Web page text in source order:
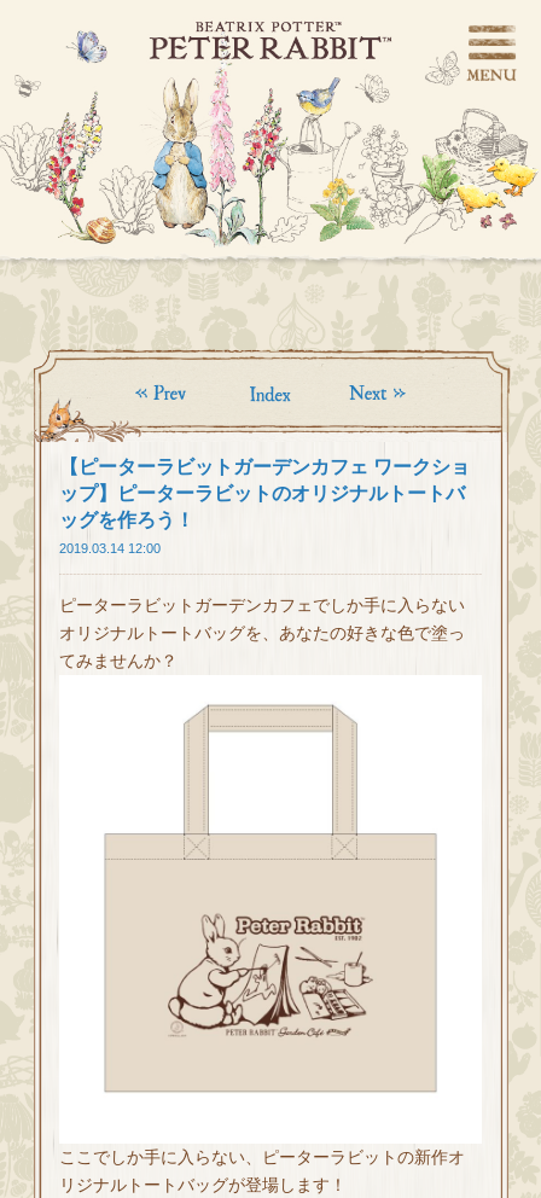
【ピーターラビットガーデンカフェ ワークショ
ップ】ピーターラビットのオリジナルトートバ
ッグを作ろう！
2019.03.14 12:00
ピーターラビットガーデンカフェでしか手に入らない
オリジナルトートバッグを、あなたの好きな色で塗っ
てみませんか？
ここでしか手に入らない、ピーターラビットの新作オ
リジナルトートバッグが登場します！